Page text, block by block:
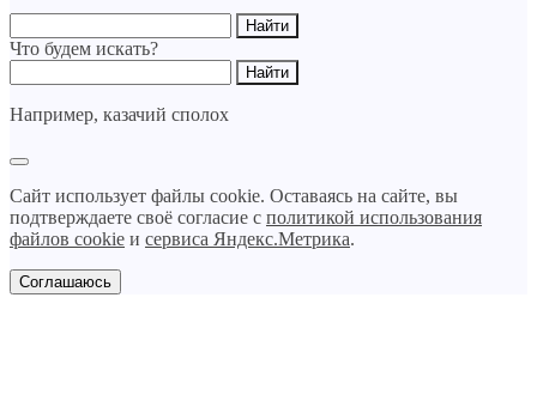
Что будем искать?
Например, казачий сполох
Сайт использует файлы cookie. Оставаясь на сайте, вы
подтверждаете своё согласие с политикой использования
файлов cookie и сервиса Яндекс.Метрика.
Соглашаюсь